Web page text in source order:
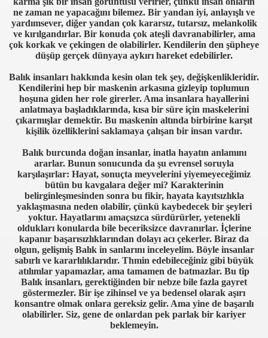
ne zaman ne yapacağını bilemez. Bir yandan iyi, anlayışlı ve
yardımsever, diğer yandan çok kararsız, tutarsız, melankolik
ve kırılgandırlar. Bir konuda çok ateşli davranabilirler, ama
çok korkak ve çekingen de olabilirler. Kendilerin den şüpheye
düşüp gerçek dünyaya aykırı hareket edebilirler.
Balık insanları hakkında kesin olan tek şey, değişkenlikleridir.
Kendilerini hep bir maskenin arkasına gizleyip toplumun
hoşuna giden her role girerler. Ama insanlara hayallerini
anlatmaya başladıklarında, kısa bir süre için maskelerini
çıkarmışlar demektir. Bu maskenin altında birbirine karşıt
kişilik özelliklerini saklamaya çalışan bir insan vardır.
Balık burcunda doğan insanlar, inatla hayatın anlamını
ararlar. Bunun sonucunda da şu evrensel soruyla
karşılaşırlar: Hayat, sonuçta meyvelerini yiyemeyeceğimiz
bütün bu kavgalara değer mi? Karakterinin
belirginleşmesinden sonra bu fikir, hayata kayıtsızlıkla
yaklaşmasına neden olabilir, çünkü kaybedecek bir şeyleri
yoktur. Hayatlarını amaçsızca sürdürürler, yetenekli
oldukları konularda bile beceriksizce davranırlar. İçlerine
kapanır başarısızlıklarından dolayı acı çekerler. Biraz da
olgun, gelişmiş Balık in sanlarını inceleyelim. Böyle insanlar
sabırlı ve kararlılıklarıdır. Thmin edebileceğiniz gibi büyük
atılımlar yapamazlar, ama tamamen de batmazlar. Bu tip
Balık insanları, gerektiğinden bir nebze bile fazla gayret
göstermezler. Bir işe zihinsel ve ya bedensel olarak aşırı
konsantre olmak onlara gereksiz gelir. Ama yine de başarılı
olabilirler. Siz, gene de onlardan pek parlak bir kariyer
beklemeyin.